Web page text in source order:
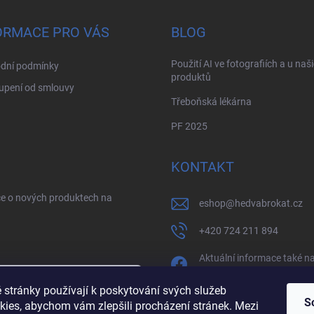
stránky používají k poskytování svých služeb
abychom vám zlepšili procházení stránek. Mezi
PRO VÁS
podmínky
od smlouvy
BLOG
Použití AI ve fotografiích a u
produktů
Třeboňská lékárna
PF 2025
o nových produktech na
KONTAKT
eshop@hedvabrokat.cz
+420 724 211 894
Aktuální informace také na
/brokathedva